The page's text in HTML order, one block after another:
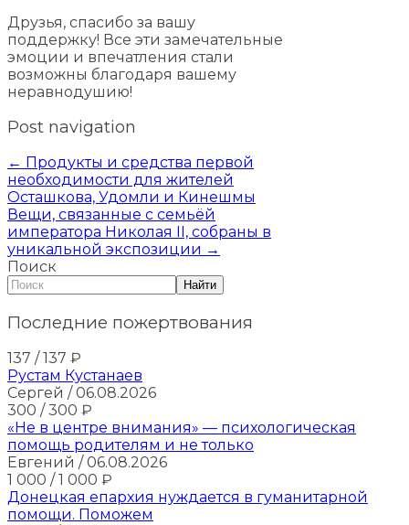
Друзья, спасибо за вашу
поддержку! Все эти замечательные
эмоции и впечатления стали
возможны благодаря вашему
неравнодушию!
Post navigation
← Продукты и средства первой
необходимости для жителей
Осташкова, Удомли и Кинешмы
Вещи, связанные с семьёй
императора Николая II, собраны в
уникальной экспозиции →
Поиск
Найти
Последние пожертвования
137 / 137 ₽
Рустам Кустанаев
Сергей / 06.08.2026
300 / 300 ₽
«Не в центре внимания» — психологическая
помощь родителям и не только
Евгений / 06.08.2026
1 000 / 1 000 ₽
Донецкая епархия нуждается в гуманитарной
помощи. Поможем